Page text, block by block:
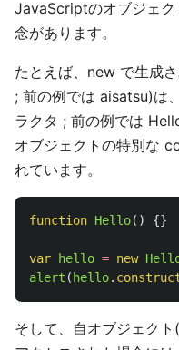
JavaScriptのオブジェク
念があります。
たとえば、new で生成
; 前の例では aisatsu)は
ラクタ ; 前の例では
オブジェクトの特別な
れています。
function Hello() {}
var hello = new
alert ( hello.
そして、自オブジェク